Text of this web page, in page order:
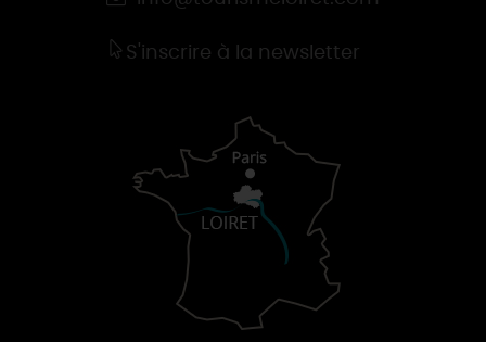
S'inscrire à la newsletter